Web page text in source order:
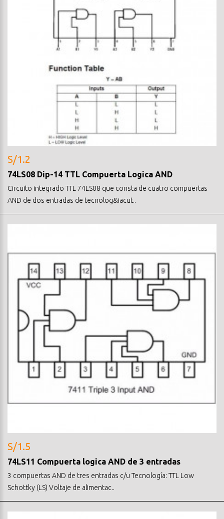
S/1.2
74LS08 Dip-14 TTL Compuerta Logica AND
Circuito integrado TTL 74LS08 que consta de cuatro compuertas
AND de dos entradas de tecnolog&iacut..
S/1.5
74LS11 Compuerta logica AND de 3 entradas
3 compuertas AND de tres entradas c/u Tecnología: TTL Low
Schottky (LS) Voltaje de alimentac..